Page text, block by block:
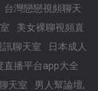
台灣戀戀視頻聊天
美女裸聊視頻直
訊聊天室
日本成人
直播平台app大全
天室
男人幫論壇,